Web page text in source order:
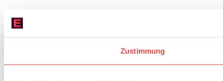
Zustimmung